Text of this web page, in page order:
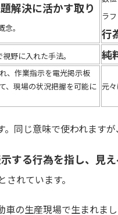
解決に活かす取り
。
ラ
行
視野に入れた手法。 純
、作業指示を電光掲示板
、現場の状況把握を可能に 元
同じ意味で使われますが
する行為を指し、見
とされています。
の生産現場で生まれまし